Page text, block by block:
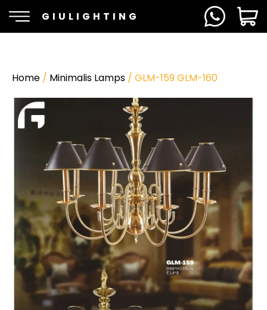
GIULIGHTING
Home / Minimalis Lamps / GLM-159 GLM-160